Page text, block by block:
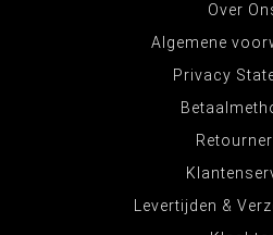
Over
Algemene
Privacy
Levertijden &